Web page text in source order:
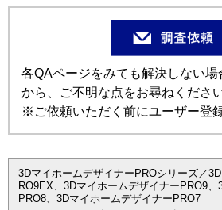
各QAページをみても解決しない
から、ご不明な点をお尋ねください
※ご依頼いただく前にユーザー登
3DマイホームデザイナーPROシリーズ／
RO9EX、3DマイホームデザイナーPRO9
PRO8、3DマイホームデザイナーPRO7